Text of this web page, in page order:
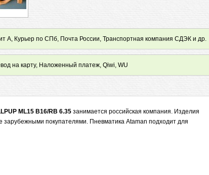
А, Курьер по СПб, Почта России, Транспортная компания СДЭК и др.
на карту, Наложенный платеж, Qiwi, WU
ML15 B16/RB 6.35 занимается российская компания. Изделия
зарубежными покупателями. Пневматика Ataman подходит для